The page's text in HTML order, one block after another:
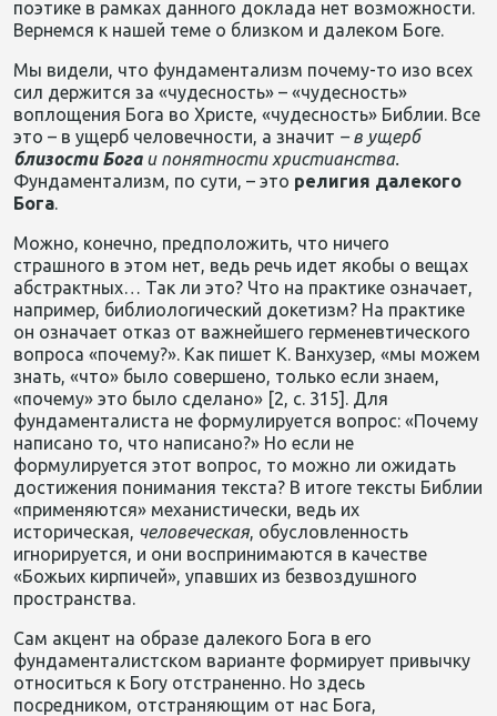
поэтике в рамках данного доклада нет возможности.
Вернемся к нашей теме о близком и далеком Боге.
Мы видели, что фундаментализм почему-то изо всех
сил держится за «чудесность» – «чудесность»
воплощения Бога во Христе, «чудесность» Библии. Все
это – в ущерб человечности, а значит – в ущерб
близости Бога и понятности христианства.
Фундаментализм, по сути, – это религия далекого
Бога.
Можно, конечно, предположить, что ничего
страшного в этом нет, ведь речь идет якобы о вещах
абстрактных… Так ли это? Что на практике означает,
например, библиологический докетизм? На практике
он означает отказ от важнейшего герменевтического
вопроса «почему?». Как пишет К. Ванхузер, «мы можем
знать, «что» было совершено, только если знаем,
«почему» это было сделано» [2, с. 315]. Для
фундаменталиста не формулируется вопрос: «Почему
написано то, что написано?» Но если не
формулируется этот вопрос, то можно ли ожидать
достижения понимания текста? В итоге тексты Библии
«применяются» механистически, ведь их
историческая, человеческая, обусловленность
игнорируется, и они воспринимаются в качестве
«Божьих кирпичей», упавших из безвоздушного
пространства.
Сам акцент на образе далекого Бога в его
фундаменталистском варианте формирует привычку
относиться к Богу отстраненно. Но здесь
посредником, отстраняющим от нас Бога,